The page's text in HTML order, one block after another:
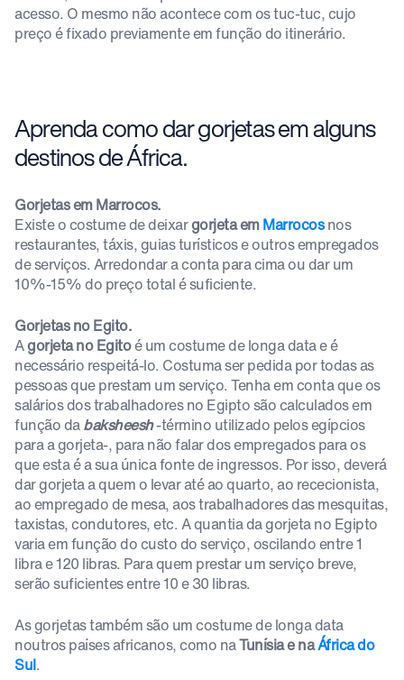
acesso. O mesmo não acontece com os tuc-tuc, cujo
preço é fixado previamente em função do itinerário.
Aprenda como dar gorjetas em alguns
destinos de África.
Gorjetas em Marrocos.
Existe o costume de deixargorjeta emMarrocosnos
restaurantes, táxis, guias turísticos e outros empregados
de serviços. Arredondar a conta para cima ou dar um
10%-15% do preço total é suficiente.
Gorjetas no Egito.
Agorjeta no Egitoé um costume de longa data e é
necessário respeitá-lo. Costuma ser pedida por todas as
pessoas que prestam um serviço. Tenha em conta que os
salários dos trabalhadores no Egipto são calculados em
função dabaksheesh-término utilizado pelos egípcios
para a gorjeta-, para não falar dos empregados para os
que esta é a sua única fonte de ingressos. Por isso, deverá
dar gorjeta a quem o levar até ao quarto, ao rececionista,
ao empregado de mesa, aos trabalhadores das mesquitas,
taxistas, condutores, etc. A quantia da gorjeta no Egipto
varia em função do custo do serviço, oscilando entre 1
libra e 120 libras. Para quem prestar um serviço breve,
serão suficientes entre 10 e 30 libras.
As gorjetas também são um costume de longa data
noutros países africanos, como naTunísia e naÁfrica do
Sul.